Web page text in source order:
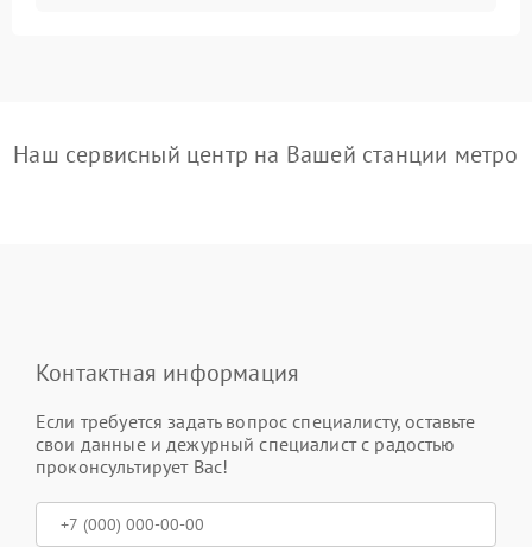
Наш сервисный центр на Вашей станции метро
Контактная информация
Если требуется задать вопрос специалисту, оставьте
свои данные и дежурный специалист с радостью
проконсультирует Вас!